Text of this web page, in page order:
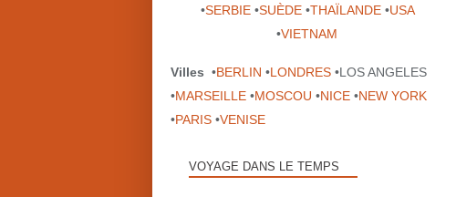
•SERBIE•SUÈDE•THAÏLANDE•USA
•VIETNAM
Villes •BERLIN •LONDRES •LOS ANGELES
•MARSEILLE •MOSCOU •NICE •NEW YORK
•PARIS •VENISE
VOYAGE DANS LE TEMPS